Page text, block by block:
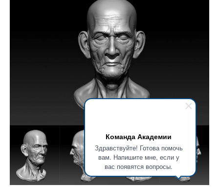
Команда Академии
Здравствуйте! Готова помочь
вам. Напишите мне, если у
вас появятся вопросы.